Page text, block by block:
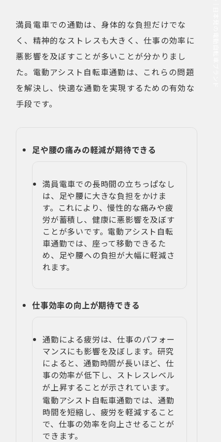
満員電車での通勤は、身体的な負担だけでな
く、精神的なストレスも大きく、仕事の効率に
悪影響を及ぼすことが多いことが分かりまし
た。電動アシスト自転車通勤は、これらの問題
を解決し、快適な通勤を実現するための有効な
手段です。
足や腰の痛みの軽減が期待できる
満員電車での長時間の立ちっぱなし
は、足や腰に大きな負担をかけま
す。これにより、慢性的な痛みや疲
労が蓄積し、健康に悪影響を及ぼす
ことが多いです。電動アシスト自転
車通勤では、座って移動できるた
め、足や腰への負担が大幅に軽減さ
れます。
仕事効率の向上が期待できる
通勤による疲労は、仕事のパフォー
マンスにも影響を及ぼします。研究
によると、通勤時間が長いほど、仕
事の効率が低下し、ストレスレベル
が上昇することが示されています。
電動アシスト自転車通勤では、通勤
時間を短縮し、疲労を軽減すること
で、仕事の効率を向上させることが
できます。